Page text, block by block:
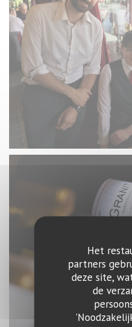
Het
partners
deze site,
de